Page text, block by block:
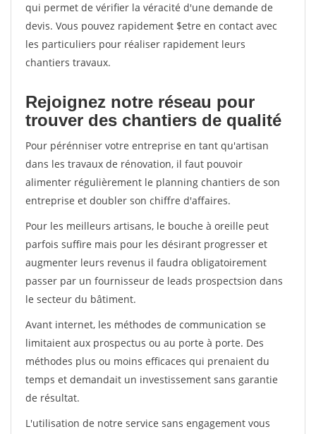
qui permet de vérifier la véracité d'une demande de
devis. Vous pouvez rapidement $etre en contact avec
les particuliers pour réaliser rapidement leurs
chantiers travaux.
Rejoignez notre réseau pour
trouver des chantiers de qualité
Pour pérénniser votre entreprise en tant qu'artisan
dans les travaux de rénovation, il faut pouvoir
alimenter régulièrement le planning chantiers de son
entreprise et doubler son chiffre d'affaires.
Pour les meilleurs artisans, le bouche à oreille peut
parfois suffire mais pour les désirant progresser et
augmenter leurs revenus il faudra obligatoirement
passer par un fournisseur de leads prospectsion dans
le secteur du bâtiment.
Avant internet, les méthodes de communication se
limitaient aux prospectus ou au porte à porte. Des
méthodes plus ou moins efficaces qui prenaient du
temps et demandait un investissement sans garantie
de résultat.
L'utilisation de notre service sans engagement vous